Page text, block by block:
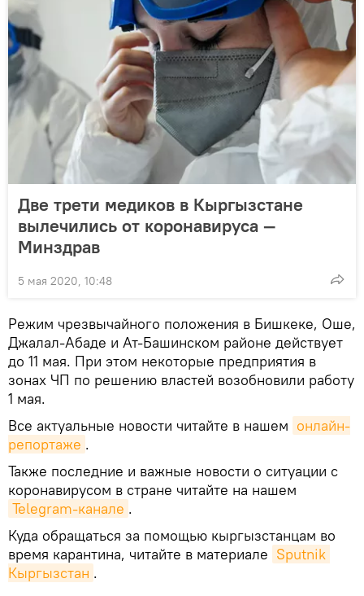
Две трети медиков в Кыргызстане
вылечились от коронавируса —
Минздрав
5 мая 2020, 10:48
Режим чрезвычайного положения в Бишкеке, Оше,
Джалал-Абаде и Ат-Башинском районе действует
до 11 мая. При этом некоторые предприятия в
зонах ЧП по решению властей возобновили работу
1 мая.
Все актуальные новости читайте в нашем онлайн-
репортаже .
Также последние и важные новости о ситуации с
коронавирусом в стране читайте на нашем
Telegram-канале .
Куда обращаться за помощью кыргызстанцам во
время карантина, читайте в материале Sputnik
Кыргызстан .